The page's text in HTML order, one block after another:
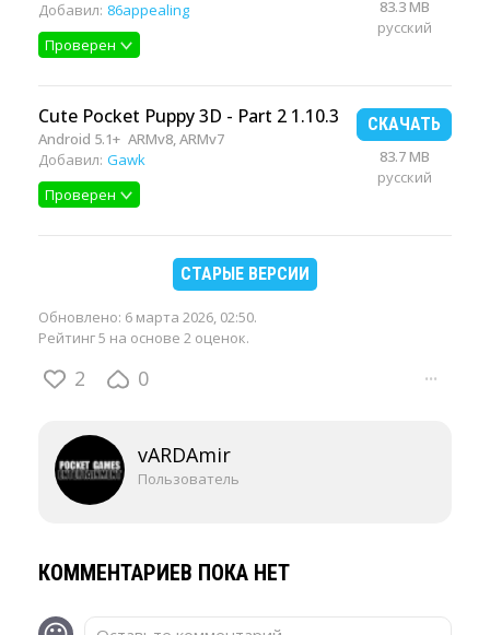
Добавил: 86appealing
Проверен
83.3 MB
русский
Cute Pocket Puppy 3D - Part 2 1.10.3
Android 5.1+ ARMv8, ARMv7
Добавил: Gawk
Проверен
СКАЧАТЬ
83.7 MB
русский
СТАРЫЕ ВЕРСИИ
Обновлено: 6 марта 2026, 02:50.
Рейтинг 5 на основе 2 оценок.
2 0 ···
vARDAmir
Пользователь
КОММЕНТАРИЕВ ПОКА НЕТ